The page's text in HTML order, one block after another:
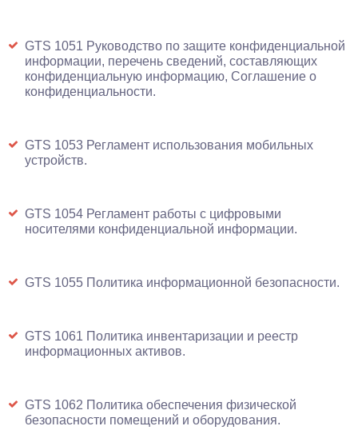
GTS 1051 Руководство по защите конфиденциальной
информации, перечень сведений, составляющих
конфиденциальную информацию, Соглашение о
конфиденциальности.
GTS 1053 Регламент использования мобильных
устройств.
GTS 1054 Регламент работы с цифровыми
носителями конфиденциальной информации.
GTS 1055 Политика информационной безопасности.
GTS 1061 Политика инвентаризации и реестр
информационных активов.
GTS 1062 Политика обеспечения физической
безопасности помещений и оборудования.